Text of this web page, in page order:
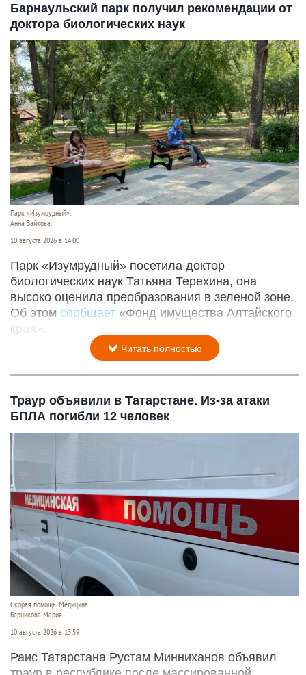
Барнаульский парк получил рекомендации от
доктора биологических наук
Парк «Изумрудный».
Анна Зайкова.
10 августа 2026 в 14:00
Парк «Изумрудный» посетила доктор
биологических наук Татьяна Терехина, она
высоко оценила преобразования в зеленой зоне.
Об этом сообщает «Фонд имущества Алтайского
края».
Читать полностью
Траур объявили в Татарстане. Из-за атаки
БПЛА погибли 12 человек
Скорая помощь. Медицина.
Берникова Мария
10 августа 2026 в 13:59
Раис Татарстана Рустам Минниханов объявил